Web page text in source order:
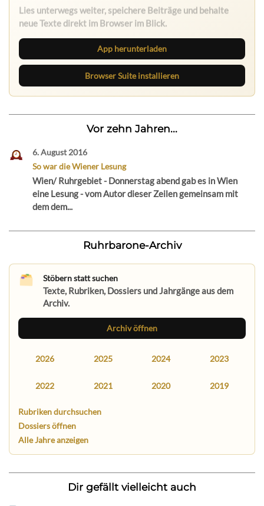
Lies unterwegs weiter, speichere Beiträge und behalte
neue Texte direkt im Browser im Blick.
App herunterladen
Browser Suite installieren
Vor zehn Jahren...
6. August 2016
So war die Wiener Lesung
Wien/ Ruhrgebiet - Donnerstag abend gab es in Wien
eine Lesung - vom Autor dieser Zeilen gemeinsam mit
dem dem...
Ruhrbarone-Archiv
Stöbern statt suchen
Texte, Rubriken, Dossiers und Jahrgänge aus dem
Archiv.
Archiv öffnen
2026 2025 2024 2023
2022 2021 2020 2019
Rubriken durchsuchen
Dossiers öffnen
Alle Jahre anzeigen
Dir gefällt vielleicht auch